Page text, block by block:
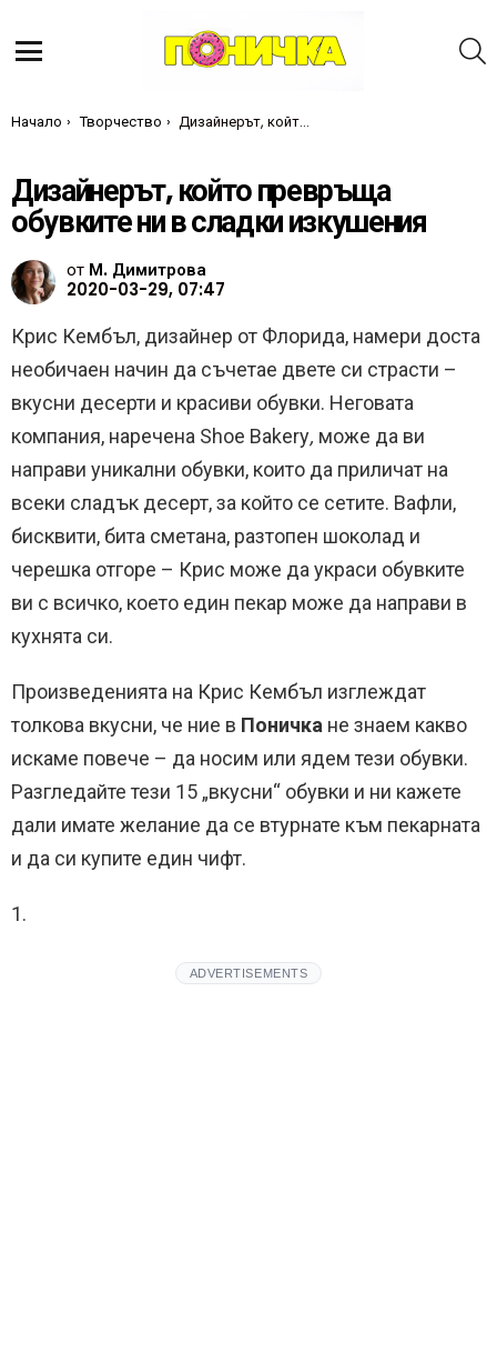
Ти си тук:
Начало Творчество Дизайнерът, който превръща обувките ни в сладки изкушения
Дизайнерът, който превръща
обувките ни в сладки изкушения
от М. Димитрова
2020-03-29, 07:47
Крис Кембъл, дизайнер от Флорида, намери доста
необичаен начин да съчетае двете си страсти –
вкусни десерти и красиви обувки. Неговата
компания, наречена Shoe Bakery, може да ви
направи уникални обувки, които да приличат на
всеки сладък десерт, за който се сетите. Вафли,
бисквити, бита сметана, разтопен шоколад и
черешка отгоре – Крис може да украси обувките
ви с всичко, което един пекар може да направи в
кухнята си.
Произведенията на Крис Кембъл изглеждат
толкова вкусни, че ние в Поничка не знаем какво
искаме повече – да носим или ядем тези обувки.
Разгледайте тези 15 „вкусни“ обувки и ни кажете
дали имате желание да се втурнате към пекарната
и да си купите един чифт.
1.
ADVERTISEMENTS